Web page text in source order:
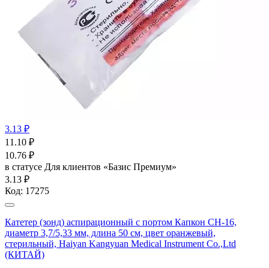
3.13 ₽
11.10 ₽
10.76 ₽
в статусе Для клиентов «Базис Премиум»
3.13 ₽
Код: 17275
Катетер (зонд) аспирационный с портом Капкон CH-16,
диаметр 3,7/5,33 мм, длина 50 см, цвет оранжевый,
стерильный, Haiyan Kangyuan Medical Instrument Co.,Ltd
(КИТАЙ)